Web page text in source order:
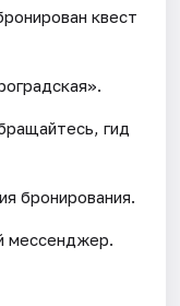
квест
гид
бронирования.
мессенджер.